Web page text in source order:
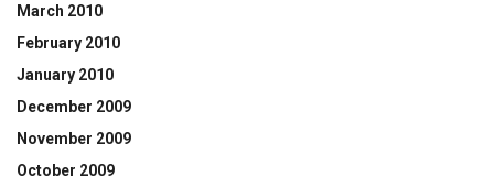
March 2010
February 2010
January 2010
December 2009
November 2009
October 2009